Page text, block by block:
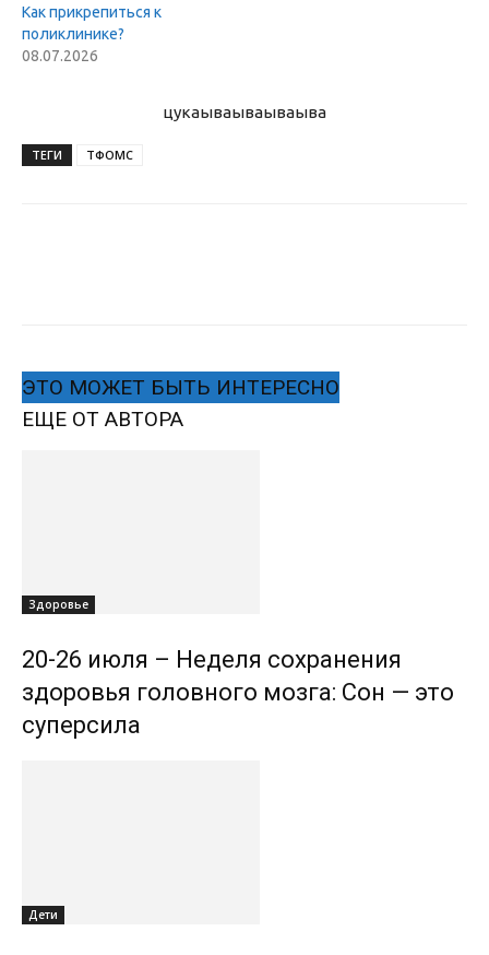
Как прикрепиться к
поликлинике?
08.07.2026
цукаываываываыва
ТЕГИ ТФОМС
ЭТО МОЖЕТ БЫТЬ ИНТЕРЕСНО
ЕЩЕ ОТ АВТОРА
Здоровье
20-26 июля – Неделя сохранения
здоровья головного мозга: Сон — это
суперсила
Дети